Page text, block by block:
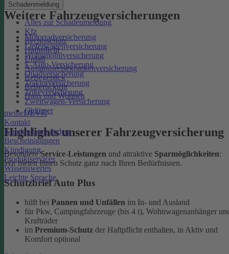
Schadenmeldung
Alles zur Schadenmeldung
Kfz
Rechtsschutz
Haftpflicht
Unfall
Auslandsreisekrankenversicherung
Reisegepäck
Reiserücktritt
Haus und Wohnen
meineDEVK
Kontakt
Kundendaten ändern
Bescheinigungen
Kündigung
Produktservices
Wissenswertes
Leichte Sprache
Weitere Fahrzeugversicherungen
Motorradversicherung
Lieferwagenversicherung
Wohnmobilversicherung
E-Auto-Versicherung
Quadversicherung
Traktorversicherung
Trikeversicherung
Zweitwagen-Versicherung
Oldtimer
Highlights unserer Fahrzeugversicherung
BesondereService-Leistungen und attraktive Sparmöglichkeiten:
Wir bieten Ihnen Schutz ganz nach Ihren Bedürfnissen.
Schutzbrief Auto Plus
hilft bei Pannen und Unfällen im In- und Ausland
für Pkw, Campingfahrzeuge (bis 4 t), Wohnwagenanhänger
Krafträder
im Premium-Schutz der Haftpflicht enthalten, in Aktiv und
Komfort optional